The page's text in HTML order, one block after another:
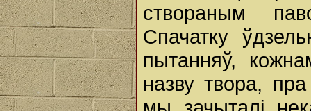
створаным
Спачатку
пытанняў,
назву твора,